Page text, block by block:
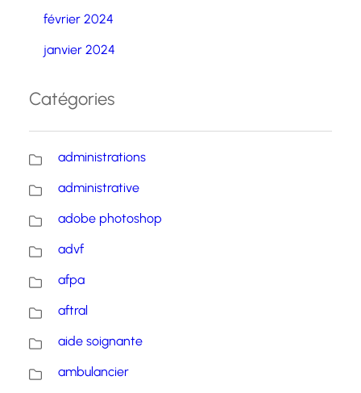
février 2024
janvier 2024
Catégories
administrations
administrative
adobe photoshop
advf
afpa
aftral
aide soignante
ambulancier